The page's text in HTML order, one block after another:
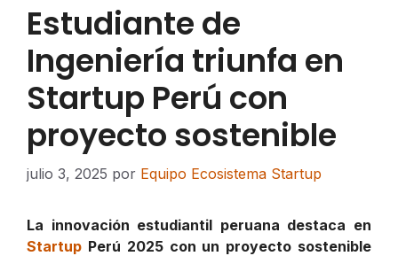
Estudiante de
Ingeniería triunfa en
Startup Perú con
proyecto sostenible
julio 3, 2025 por Equipo Ecosistema Startup
La innovación estudiantil peruana destaca en
Startup Perú 2025 con un proyecto sostenible